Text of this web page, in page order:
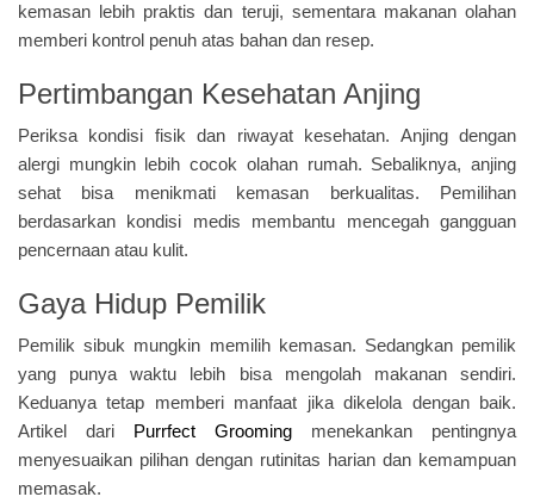
kemasan lebih praktis dan teruji, sementara makanan olahan
memberi kontrol penuh atas bahan dan resep.
Pertimbangan Kesehatan Anjing
Periksa kondisi fisik dan riwayat kesehatan. Anjing dengan
alergi mungkin lebih cocok olahan rumah. Sebaliknya, anjing
sehat bisa menikmati kemasan berkualitas. Pemilihan
berdasarkan kondisi medis membantu mencegah gangguan
pencernaan atau kulit.
Gaya Hidup Pemilik
Pemilik sibuk mungkin memilih kemasan. Sedangkan pemilik
yang punya waktu lebih bisa mengolah makanan sendiri.
Keduanya tetap memberi manfaat jika dikelola dengan baik.
Artikel dari
Purrfect Grooming menekankan pentingnya
menyesuaikan pilihan dengan rutinitas harian dan kemampuan
memasak.